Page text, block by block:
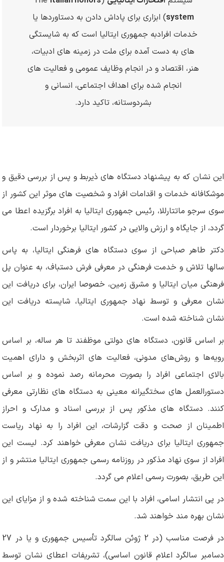
system) ابزاری برای پاداش دادن به دستاوردها یا
خدمات افرادبه جمهوری ایتالیا است که به شایستگی
های به دست آمده برای ملت در زمینه های ادبیات،
هنر، اقتصاد و در انجام وظایف عمومی و فعالیت های
انجام شده برای اهداف اجتماعی، انسانی و
بشردوستانه، تاکید دارد.
این نشان که به پیشنهاد دستگاه های ذیربط و پس از بررسی دقیق و
موشکافانه خدمات و اقدامات افراد و شخصیت های موثر این کشور از
سوی سرجو ماتتارللا، رئیس جمهوری ایتالیا به افراد برگزیده اعطا می
گردد، از جایگاه و ارزش والایی در کشور ایتالیا برخوردار است.
دکتر طاهر صباحی از سوی دستگاه های فرهنگی ایتالیا، به پاس
سالها تلاش و خدمت فرهنگی در معرفی فرش دستباف، به عنوان پل
فرهنگی میان ایتالیا و مشرق زمین، خصوصا ایران، برای دریافت این
نشان معرفی و توسط نهاد جمهوری ایتالیا، شایسته دریافت این
نشان شناخته شده است.
بر اساس قانون، دستگاه های دولتی موظفند تا هر ساله، بر اساس
رویه‌ها و روش‌های مدونی، فعالیت های اثربخش و دارای اهمیت
بالای اجتماعی افراد را بصورت محرمانه رصد نموده و بر اساس
دستورالعمل های سختگیرانه معینی به دستگاه های نظارتی معرفی
کنند. دستگاه های مذکور پس از بررسی اسناد و مدارک و احراز
اطمینان از صحت و دقت گزارشات، این افراد را به نهاد ریاست
جمهوری ایتالیا برای دریافت نشان معرفی خواهند کرد. لیست این
افراد از سوی نهاد مذکور در روزنامه رسمی جمهوری ایتالیا منتشر و از
این طریق، بصورت رسمی اعلام می گردد.
در پی انتشار اسامی، افراد با این سمت شناخته شده و از مزایای این
نشان بهره مند خواهند شد.
در فرصت مناسب (در 2 ژوئن سالگرد تأسیس جمهوری و یا در 27
دسامبر سالگرد اعلام قانون اساسی)، تشریفات اعطای نشان توسط